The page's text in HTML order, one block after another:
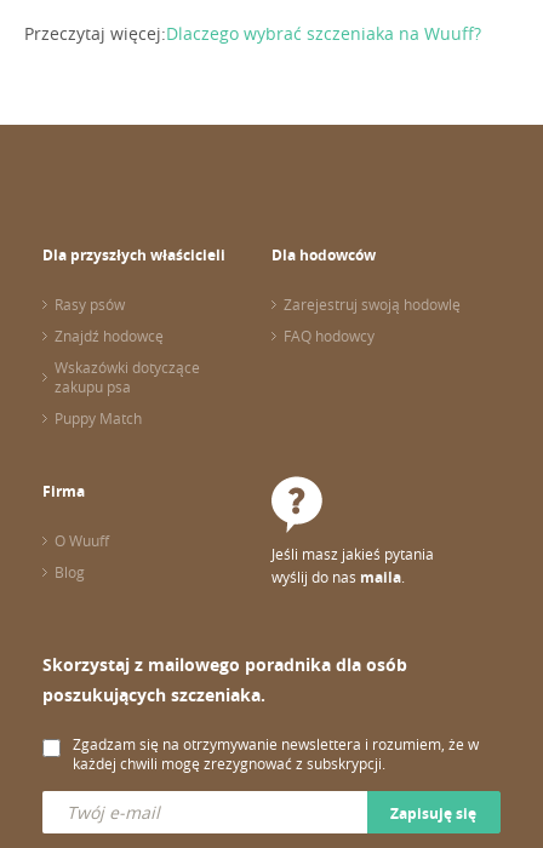
Przeczytaj więcej:Dlaczego wybrać szczeniaka na Wuuff?
Dla przyszłych właścicieli
Rasy psów
Znajdź hodowcę
Wskazówki dotyczące
zakupu psa
Puppy Match
Dla hodowców
Zarejestruj swoją hodowlę
FAQ hodowcy
Firma
O Wuuff
Blog
Jeśli masz jakieś pytania
wyślij do nas maila
Skorzystaj z mailowego poradnika dla osób
poszukujących szczeniaka.
Zgadzam się na otrzymywanie newslettera i rozumiem, że w
każdej chwili mogę zrezygnować z subskrypcji.
Zapisuję się